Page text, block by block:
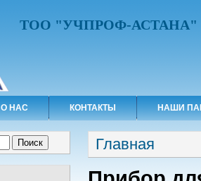
ТОО "УЧПРОФ-АСТАНА"
О НАС КОНТАКТЫ НАШИ
Вы здесь
Главная